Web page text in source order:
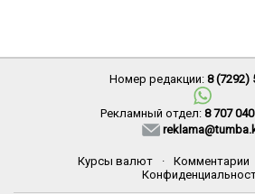
Номер редакции: 8 (7292)
Рекламный отдел: 8 707
Курсы валют · Комментарии